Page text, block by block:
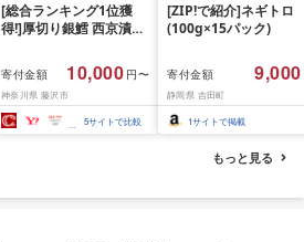
[総合ランキング1位獲
得!]厚切り銀鱈 西京漬け
約 1,000g (約 100g × 10
切) 西京味噌 西京みそ 味
噌漬け みそ 味噌 鮮魚 魚
介 銀だら 銀ダラ ギンダ
ラ ぎんだら 鱈 タラ 魚
礼品 おかず おつまみ お
寄付金額 10,000 円〜
神奈川県 藤沢市
5サイトで比較
[ZIP!で紹介]ネギトロ
(100g×15パック)
寄付金額 9,000
静岡県 吉田町
1サイトで掲載
もっと見る